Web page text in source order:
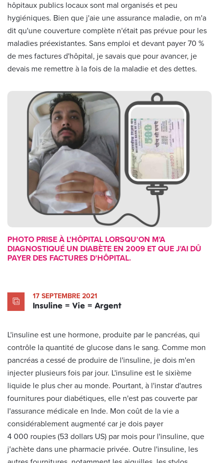
hôpitaux publics locaux sont mal organisés et peu
hygiéniques. Bien que j'aie une assurance maladie, on m'a
dit qu'une couverture complète n'était pas prévue pour les
maladies préexistantes. Sans emploi et devant payer 70 %
de mes factures d'hôpital, je savais que pour avancer, je
devais me remettre à la fois de la maladie et des dettes.
PHOTO PRISE À L'HÔPITAL LORSQU'ON M'A
DIAGNOSTIQUÉ UN DIABÈTE EN 2009 ET QUE J'AI DÛ
PAYER DES FACTURES D'HÔPITAL.
17 SEPTEMBRE 2021
Insuline = Vie = Argent
L'insuline est une hormone, produite par le pancréas, qui
contrôle la quantité de glucose dans le sang. Comme mon
pancréas a cessé de produire de l'insuline, je dois m'en
injecter plusieurs fois par jour. L'insuline est le sixième
liquide le plus cher au monde. Pourtant, à l'instar d'autres
fournitures pour diabétiques, elle n'est pas couverte par
l'assurance médicale en Inde. Mon coût de la vie a
considérablement augmenté car je dois payer
4 000 roupies (53 dollars US) par mois pour l'insuline, que
j'achète dans une pharmacie privée. Outre l'insuline, les